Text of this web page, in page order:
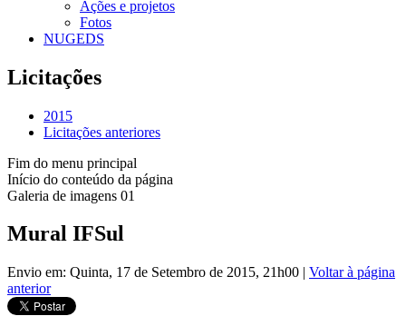
Ações e projetos
Fotos
NUGEDS
Licitações
2015
Licitações anteriores
Fim do menu principal
Início do conteúdo da página
Galeria de imagens 01
Mural IFSul
Envio em: Quinta, 17 de Setembro de 2015, 21h00 | Voltar à página
anterior